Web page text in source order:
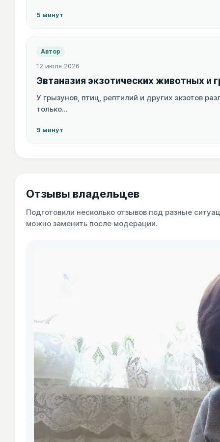
5 минут
Автор
12 июля 2026
Эвтаназия экзотических животных и
У грызунов, птиц, рептилий и других экзотов
только...
9 минут
Отзывы владельцев
Подготовили несколько отзывов под разные
можно заменить после модерации.